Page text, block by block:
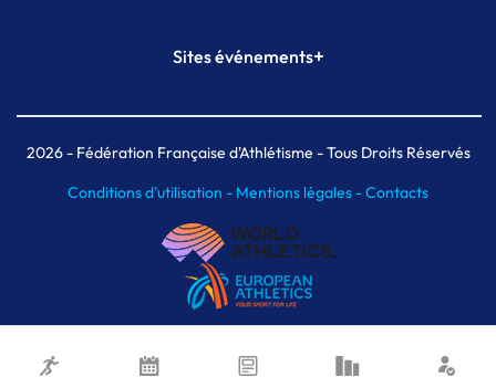
Plateforme Formation
Sites événements+
Meeting de Paris indoor
MAIF Ekiden de Paris
2026- Fédération Française d'Athlétisme - Tous Droits Réservés
Conditions d'utilisation - Mentions légales -Contacts